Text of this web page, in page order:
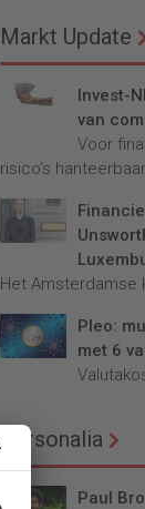
Markt Update
Invest-
van
Voor
risico’s
Het Amsterdamse
Pleo:
met 6
Personalia
Paul